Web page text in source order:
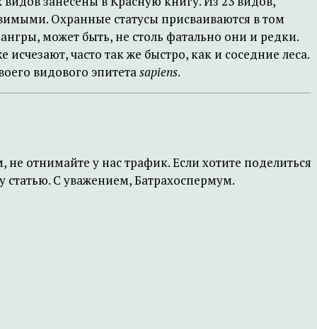
Охранные статусы присваиваются в том
может быть, не столь фатально они и редки.
часто так же быстро, как и соседние леса.
видового эпитетаsapiens.
отнимайте у нас трафик. Если хотите поделиться
С уважением, Батрахоспермум.